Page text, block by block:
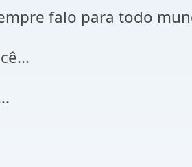
falo para todo